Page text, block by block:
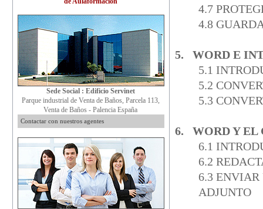
Sede Social : Edificio Servinet
Parque industrial de Venta de Baños, Parcela 113,
Venta de Baños - Palencia España
Contactar con nuestros agentes
4.7
4.8
5. WORD E
5.1
5.2
5.3
6. WORD Y EL
6.1
6.2
6.3 ENVIAR
ADJUNTO